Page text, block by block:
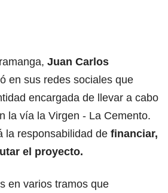
Juan Carlos
en sus redes sociales que
encargada de llevar a cabo
la vía la Virgen - La Cemento.
la responsabilidad de financiar,
el proyecto.
en varios tramos que